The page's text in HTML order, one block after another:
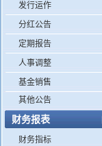
发行运作
分红公告
定期报告
人事调整
基金销售
其他公告
财务报表
财务指标